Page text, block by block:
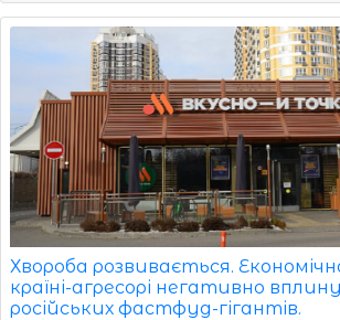
Хвороба розвивається.
країні-агресорі негативно
російських фастфуд-гігантів.